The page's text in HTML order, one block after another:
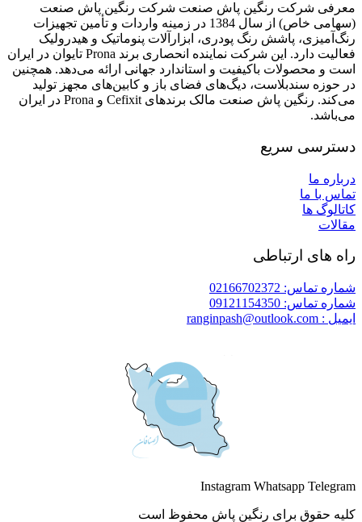
معرفی شرکت رنگین پاش صنعت شرکت رنگین پاش صنعت
(سهامی خاص) از سال 1384 در زمینه واردات و تأمین تجهیزات
رنگ‌آمیزی، پاشش رنگ پودری، ابزارآلات پنوماتیک و هیدرولیک
فعالیت دارد. این شرکت نماینده انحصاری برند Prona تایوان در ایران
است و محصولات باکیفیت و استاندارد جهانی ارائه می‌دهد. همچنین
در حوزه سندبلاست، دیگ‌های فضای باز و کابین‌های مجهز تولید
می‌کند. رنگین پاش صنعت مالک برندهای Cefixit و Prona در ایران
می‌باشد.
دسترسی سریع
درباره ما
تماس با ما
کاتالوگ ها
مقالات
راه های ارتباطی
شماره تماس: 02166702372
شماره تماس: 09121154350
ایمیل : ranginpash@outlook.com
Instagram Whatsapp Telegram
کلیه حقوق برای رنگین پاش محفوظ است